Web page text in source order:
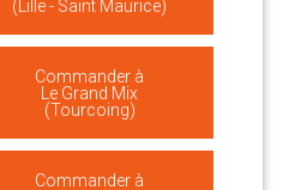
(Lille - Saint Maurice)
Commander à
Le Grand Mix
(Tourcoing)
Commander à